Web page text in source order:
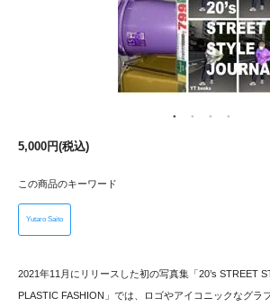
5,000円(税込)
この商品のキーワード
Yutaro Saito
2021年11月にリリースした初の写真集「20’s STREET
PLASTIC FASHION」では、ロゴやアイコニックなグラ